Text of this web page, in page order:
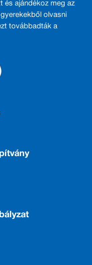
és ajándékoz meg az
olvasni
továbbadták a